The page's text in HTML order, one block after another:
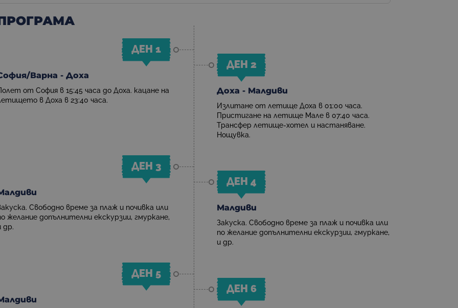
ДЕН 1
Варна - Доха
от София в 15:45 часа до Доха. кацане на
в Доха в 23:40 часа.
ДЕН 2
Доха - Малдиви
Излитане от летище Доха в 01:00 часа.
Пристигане на летище Мале в 07:40 часа.
Трансфер летище-хотел и настаняване.
Нощувка.
ДЕН 3
Свободно време за плаж и почивка или
желание допълнителни екскурзии, гмуркане,
др.
ДЕН 4
Малдиви
Закуска. Свободно време за плаж и почивка или
по желание допълнителни екскурзии, гмуркане,
и др.
ДЕН 5
ДЕН 6